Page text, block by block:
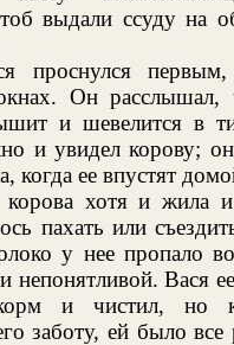
выдали ссуду на
проснулся
Он расслышал,
и шевелится в
и увидел корову;
когда ее впустят
хотя и жила и
пахать или
у нее пропало
непонятливой. Вася
и чистил, но
заботу, ей было все